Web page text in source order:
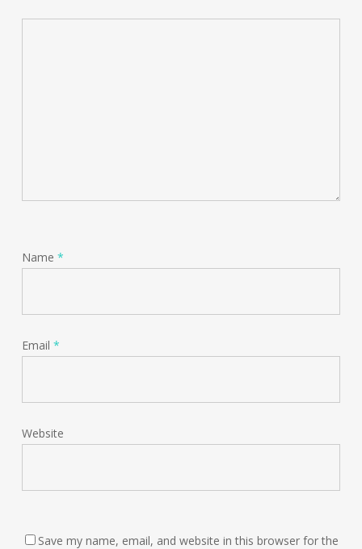
Name *
Email *
Website
Save my name, email, and website in this browser for the